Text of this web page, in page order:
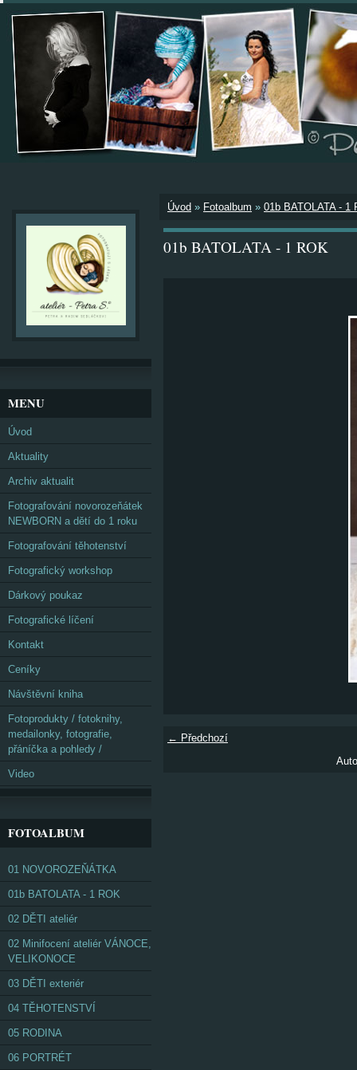
Úvod » Fotoalbum » 01b BATOLATA - 1
01b BATOLATA - 1 ROK
← Předchozí
MENU
Úvod
Aktuality
Archiv aktualit
Fotografování novorozeňátek
NEWBORN a dětí do 1 roku
Fotografování těhotenství
Fotografický workshop
Dárkový poukaz
Fotografické líčení
Kontakt
Ceníky
Návštěvní kniha
Fotoprodukty / fotoknihy,
medailonky, fotografie,
přáníčka a pohledy /
Video
FOTOALBUM
01 NOVOROZEŇÁTKA
01b BATOLATA - 1 ROK
02 DĚTI ateliér
02 Minifocení ateliér VÁNOCE,
VELIKONOCE
03 DĚTI exteriér
04 TĚHOTENSTVÍ
05 RODINA
06 PORTRÉT